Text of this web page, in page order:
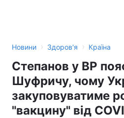
Новини › Здоров'я › Країна
Степанов у ВР
Шуфричу, чому
закуповуватиме
"вакцину" від